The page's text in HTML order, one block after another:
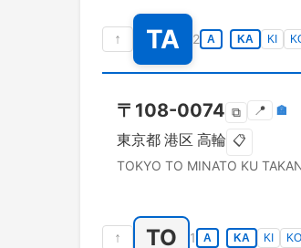
↑ TA 2 A KA KI
〒 108-0074 ⧉ 📍 🏣
東京都 港区 高輪 📋
TOKYO TO MINATO KU
↑ TO 1 A KA KI KO